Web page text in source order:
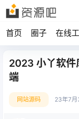
首页 圈子 在线
2023 小丫软件
端
网站源码 23年7月